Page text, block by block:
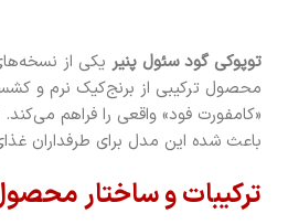
توپوکی گود سئول پنیر یکی از
محصول ترکیبی از برنج‌کیک نرم و
«کامفورت فود» واقعی را فراهم
باعث شده این مدل برای طرفداران
ترکیبات و ساختار